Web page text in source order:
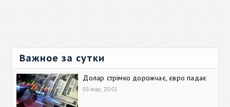
Важное за сутки
Долар стрімко дорожчає, євро падає
03 мар, 20:01